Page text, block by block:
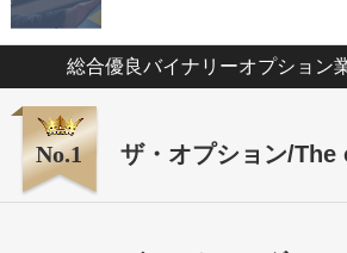
総合優良バイナリーオプション
No.1 ザ・オプション/